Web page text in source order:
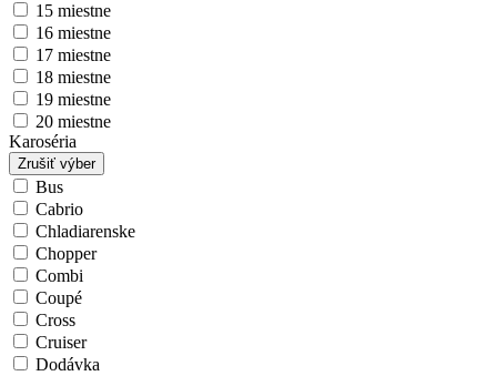
15 miestne
16 miestne
17 miestne
18 miestne
19 miestne
20 miestne
Karoséria
Zrušiť výber
Bus
Cabrio
Chladiarenske
Chopper
Combi
Coupé
Cross
Cruiser
Dodávka